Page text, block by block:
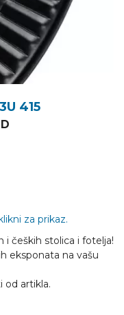
415
za prikaz.
i čeških stolica i fotelja!
eksponata na vašu
od artikla.